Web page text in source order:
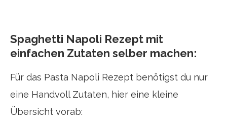
Spaghetti Napoli Rezept mit
einfachen Zutaten selber machen:
Für das Pasta Napoli Rezept benötigst du nur
eine Handvoll Zutaten, hier eine kleine
Übersicht vorab: